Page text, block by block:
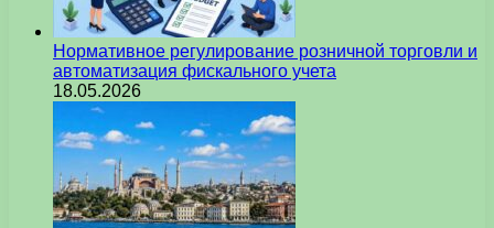
Нормативное регулирование розничной торговли и
автоматизация фискального учета
18.05.2026